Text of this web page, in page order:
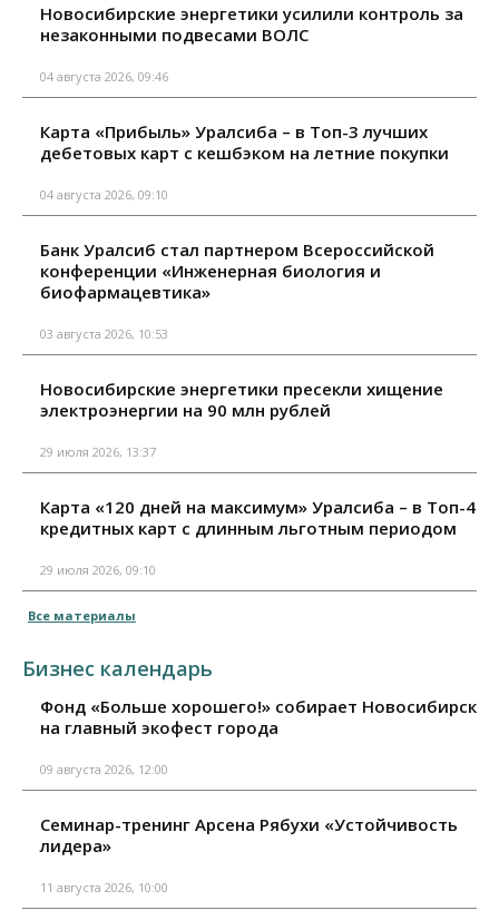
Новосибирские энергетики усилили контроль за
незаконными подвесами ВОЛС
04 августа 2026, 09:46
Карта «Прибыль» Уралсиба – в Топ-3 лучших
дебетовых карт с кешбэком на летние покупки
04 августа 2026, 09:10
Банк Уралсиб стал партнером Всероссийской
конференции «Инженерная биология и
биофармацевтика»
03 августа 2026, 10:53
Новосибирские энергетики пресекли хищение
электроэнергии на 90 млн рублей
29 июля 2026, 13:37
Карта «120 дней на максимум» Уралсиба – в Топ-4
кредитных карт с длинным льготным периодом
29 июля 2026, 09:10
Все материалы
Бизнес календарь
Фонд «Больше хорошего!» собирает Новосибирск
на главный экофест города
09 августа 2026, 12:00
Семинар-тренинг Арсена Рябухи «Устойчивость
лидера»
11 августа 2026, 10:00